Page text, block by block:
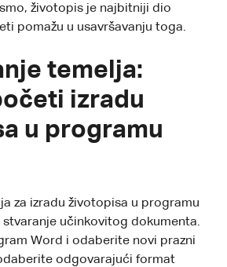
, životopis je najbitniji dio
pomažu u usavršavanju toga.
temelja:
izradu
u programu
za izradu životopisa u programu
stvaranje učinkovitog dokumenta.
Word i odaberite novi prazni
odgovarajući format